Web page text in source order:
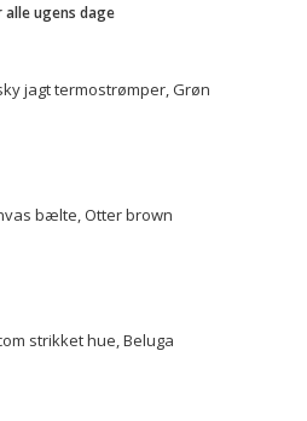
alle ugens dage
jagt termostrømper, Grøn
bælte, Otter brown
strikket hue, Beluga